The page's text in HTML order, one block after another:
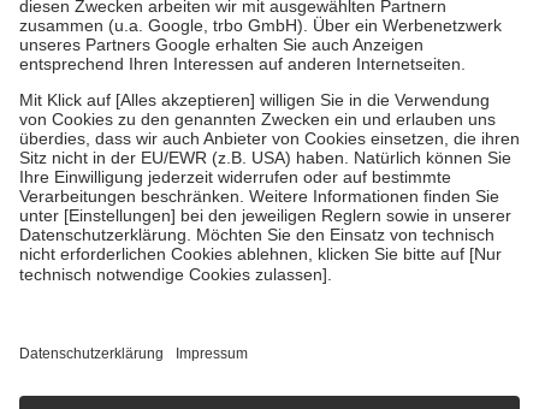
höchstens zehn Euro.Es sind jedoch nie mehr als die tatsächlichen
Kosten der Leistung zu entrichten.
Diese Regeln gelten grundsätzlich auch für Online-Apotheken.
Bei Heilmitteln und häuslicher Krankenpflege beträgt die
Zuzahlung zehn Prozent der Kosten sowie zehn Euro je
Verordnung.
Um das Engagement der Versicherten für ihre eigene Gesundheit zu
stärken und die besondere Stellung der Familie zu unterstützen,
fallen keine Zuzahlungen an bei:
• Kindern und Jugendlichen bis zum vollendeten 18. Lebensjahr
mit Ausnahme der Fahrkosten
• Harn- und Blutteststreifen